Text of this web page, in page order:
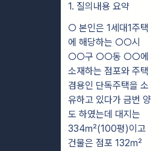
1. 질의내용 요약
○ 본인은 1세대1주택
에 해당하는 ○○시
○○구 ○○동 ○○에
소재하는 점포와 주택
겸용인 단독주택을 소
유하고 있다가 금번 양
도 하였는데 대지는
334㎡(100평)이고
건물은 점포 132㎡